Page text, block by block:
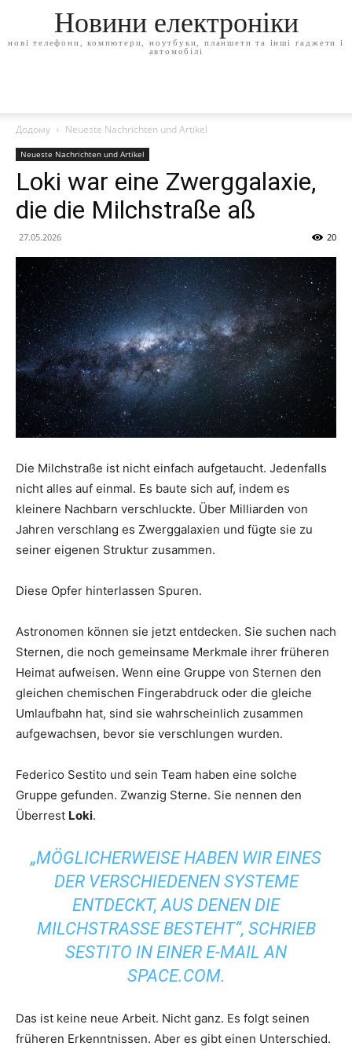
Новини електроніки
нові телефони, компютери, ноутбуки, планшети та інші гаджети і
автомобілі
Додому Neueste Nachrichten und Artikel
Neueste Nachrichten und Artikel
Loki war eine Zwerggalaxie,
die die Milchstraße aß
27.05.2026 20
Die Milchstraße ist nicht einfach aufgetaucht. Jedenfalls
nicht alles auf einmal. Es baute sich auf, indem es
kleinere Nachbarn verschluckte. Über Milliarden von
Jahren verschlang es Zwerggalaxien und fügte sie zu
seiner eigenen Struktur zusammen.
Diese Opfer hinterlassen Spuren.
Astronomen können sie jetzt entdecken. Sie suchen nach
Sternen, die noch gemeinsame Merkmale ihrer früheren
Heimat aufweisen. Wenn eine Gruppe von Sternen den
gleichen chemischen Fingerabdruck oder die gleiche
Umlaufbahn hat, sind sie wahrscheinlich zusammen
aufgewachsen, bevor sie verschlungen wurden.
Federico Sestito und sein Team haben eine solche
Gruppe gefunden. Zwanzig Sterne. Sie nennen den
Überrest Loki.
„MÖGLICHERWEISE HABEN WIR EINES
DER VERSCHIEDENEN SYSTEME
ENTDECKT, AUS DENEN DIE
MILCHSTRASSE BESTEHT“, SCHRIEB S
ESTITO IN EINER E-MAIL AN
SPACE.COM.
Das ist keine neue Arbeit. Nicht ganz. Es folgt seinen
früheren Erkenntnissen. Aber es gibt einen Unterschied.